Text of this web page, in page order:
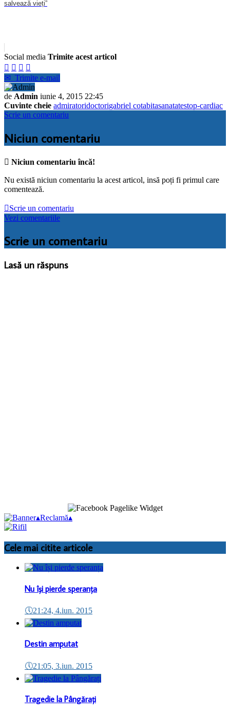
salvează vieți”
Social media Trimite acest articol
   
✉ Trimite e-mail
de Admin iunie 4, 2015 22:45
Cuvinte cheie admiratoridoctorigabriel cotabitasanatatestop-cardiac
Scrie un comentariu
Niciun comentariu
 Niciun comentariu încă!
Nu există niciun comentariu la acest articol, insă poți fi primul care
comentează.
Scrie un comentariu
Vezi comentariile
Scrie un comentariu
Lasă un răspuns
▴Reclamă▴
Cele mai citite articole
Nu își pierde speranța
🕔21:24, 4.iun. 2015
Destin amputat
🕔21:05, 3.iun. 2015
Tragedie la Pângărați